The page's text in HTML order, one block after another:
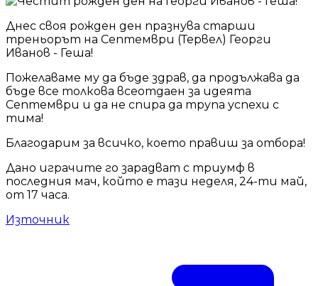
Днес своя рожден ден празнува старши
треньорът на Септември (Тервел) Георги
Иванов - Геша!
Пожелаваме му да бъде здрав, да продължава да
бъде все толкова всеотдаен за идеята
Септември и да не спира да трупа успехи с
тима!
Благодарим за всичко, което правиш за отбора!
Дано играчите го зарадват с триумф в
последния мач, който е тази неделя, 24-ти май,
от 17 часа.
Източник